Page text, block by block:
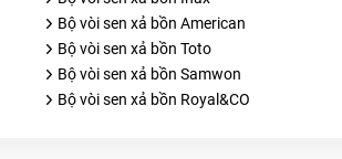
Bộ vòi sen xả bồn American
Bộ vòi sen xả bồn Toto
Bộ vòi sen xả bồn Samwon
Bộ vòi sen xả bồn Royal&CO